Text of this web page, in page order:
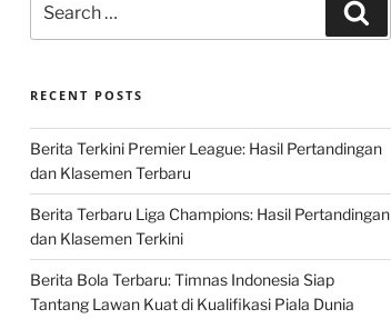
for:
RECENT POSTS
Berita Terkini Premier League: Hasil Pertandingan
dan Klasemen Terbaru
Berita Terbaru Liga Champions: Hasil Pertandingan
dan Klasemen Terkini
Berita Bola Terbaru: Timnas Indonesia Siap
Tantang Lawan Kuat di Kualifikasi Piala Dunia